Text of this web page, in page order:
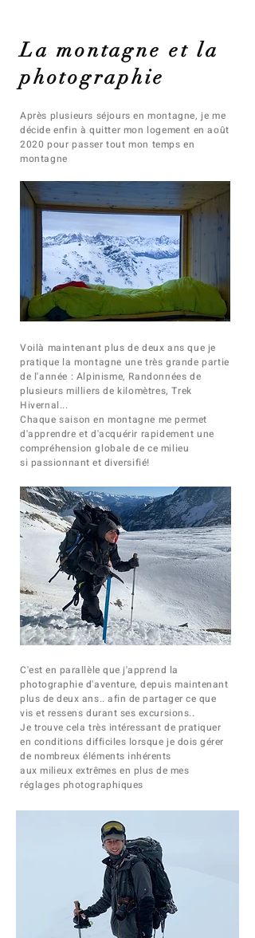
La montagne et la
photographie
Après plusieurs séjours en montagne, je me
décide enfin à quitter mon logement en août
2020 pour passer tout mon temps en
montagne
Voilà maintenant plus de deux ans que je
pratique la montagne une très grande partie
de l'année : Alpinisme, Randonnées de
plusieurs milliers de kilomètres, Trek
Hivernal...
Chaque saison en montagne me permet
d'apprendre et d'acquérir rapidement une
compréhension globale de ce milieu
si passionnant et diversifié!
C'est en parallèle que j'apprend la
photographie d'aventure, depuis maintenant
plus de deux ans.. afin de partager ce que
vis et ressens durant ses excursions..
Je trouve cela très intéressant de pratiquer
en conditionsdifficiles lorsque je dois gérer
de nombreux éléments inhérents
auxmilieux extrêmes en plus de mes
réglages photographiques